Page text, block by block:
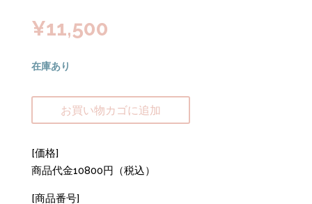
¥11,500
在庫あり
お買い物カゴに追加
[価格]
商品代金10800円（税込）
[商品番号]